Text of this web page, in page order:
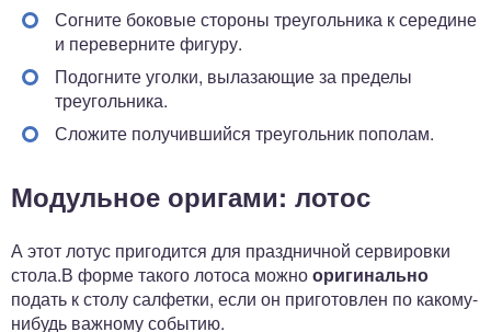
Согните боковые стороны треугольника к середине
и переверните фигуру.
Подогните уголки, вылазающие за пределы
треугольника.
Сложите получившийся треугольник пополам.
Модульное оригами: лотос
А этот лотус пригодится для праздничной сервировки
стола.В форме такого лотоса можнооригинально
подать к столу салфетки, если он приготовлен по какому-
нибудь важному событию.